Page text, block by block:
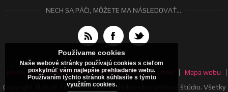
NECH SA PÁČI, MÔŽETE MA NÁSLEDOVAŤ...
Všeobecné obchodné podmienky Cenník
Mapa webu
Copyright © 2026 Tomáš Jurčaga | canalmedia | webové štúdio. Všetky
Používame cookies
Naše webové stránky používajú cookies s cieľom
poskytnúť vám najlepšie prehliadanie webu.
Používaním týchto stránok súhlasíte s týmto
využitím cookies.